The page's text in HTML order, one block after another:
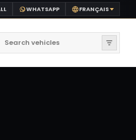
WHATSAPP FRANÇAIS
vehicles